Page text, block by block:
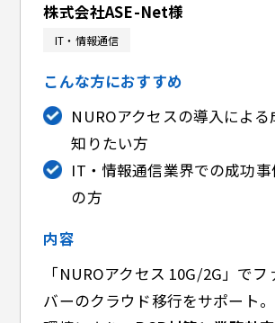
株式会社ASE-Net様
IT・情報通信
こんな方におすすめ
NUROアクセスの導入による
知りたい方
IT・情報通信業界での成功事
の方
内容
「NUROアクセス 10G/2G」でフ
バーのクラウド移行をサポート